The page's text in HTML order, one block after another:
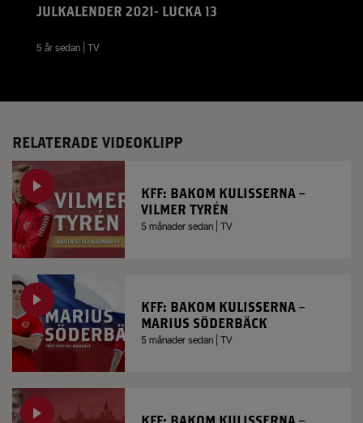
JULKALENDER 2021- LUCKA 13
5 år sedan | TV
RELATERADE VIDEOKLIPP
KFF: BAKOM KULISSERNA –
VILMER TYRÉN
5 månader sedan | TV
KFF: BAKOM KULISSERNA –
MARIUS SÖDERBÄCK
5 månader sedan | TV